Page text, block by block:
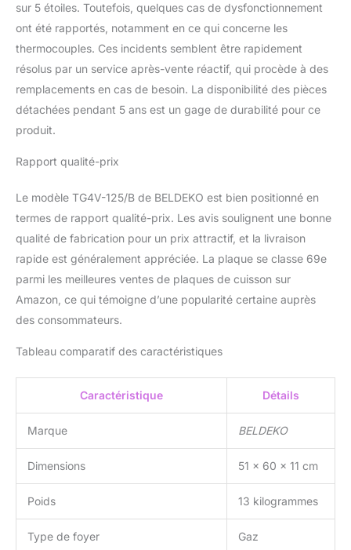
simplicité d’utilisation.
Livrée configurée pour
gaz bouteille ou gaz de
ville : injecteurs adaptés
fournis pour choisir
l’installation la plus
adaptée à votre cuisine
deux semi-rapides arrière
1 750 W chacun.
Entretien facile : surface
lisse en verre, grilles
solides en fonte faciles à
retirer et nettoyer — un
coup d’éponge et c’est
format 60 cm standard,
hauteur 11 cm — s’insère
sur 5 étoiles. Toutefois, quelques cas de dysfonctionnement
ont été rapportés, notamment en ce qui concerne les
thermocouples. Ces incidents semblent être rapidement
résolus par un service après-vente réactif, qui procède à des
remplacements en cas de besoin. La disponibilité des pièces
détachées pendant 5 ans est un gage de durabilité pour ce
produit.
Rapport qualité-prix
Le modèle TG4V-125/B de BELDEKO est bien positionné en
termes de rapport qualité-prix. Les avis soulignent une bonne
qualité de fabrication pour un prix attractif, et la livraison
rapide est généralement appréciée. La plaque se classe 69e
parmi les meilleures ventes de plaques de cuisson sur
Amazon, ce qui témoigne d’une popularité certaine auprès
des consommateurs.
Tableau comparatif des caractéristiques
Caractéristique Détails
Marque BELDEKO
Dimensions 51 x 60 x 11 cm
Poids 13 kilogrammes
Type de foyer Gaz